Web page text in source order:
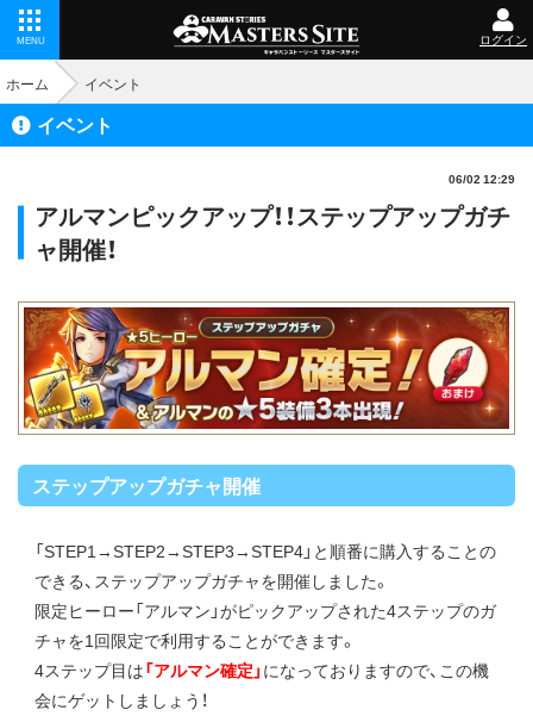
MENU ログイン
ホーム イベント
イベント
06/02 12:29
アルマンピックアップ！！ステップアップガチ
ャ開催！
ステップアップガチャ開催
「STEP1→STEP2→STEP3→STEP4」と順番に購入することの
できる、ステップアップガチャを開催しました。
限定ヒーロー「アルマン」がピックアップされた4ステップのガ
チャを1回限定で利用することができます。
4ステップ目は「アルマン確定」 になっておりますので、この機
会にゲットしましょう！